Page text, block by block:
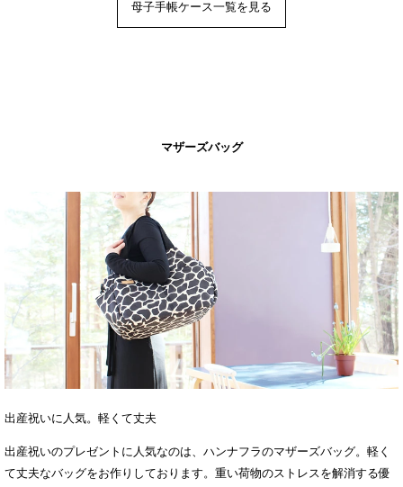
母子手帳ケース一覧を見る
マザーズバッグ
出産祝いに人気。軽くて丈夫
出産祝いのプレゼントに人気なのは、ハンナフラのマザーズバッグ。軽く
て丈夫なバッグをお作りしております。重い荷物のストレスを解消する優